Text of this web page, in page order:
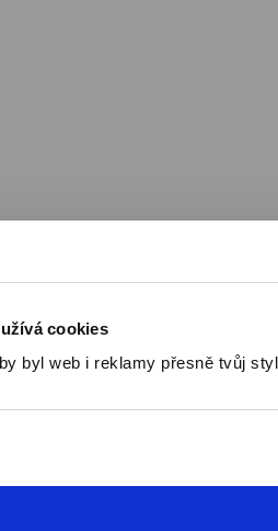
cookies
byl web i reklamy přesně tvůj